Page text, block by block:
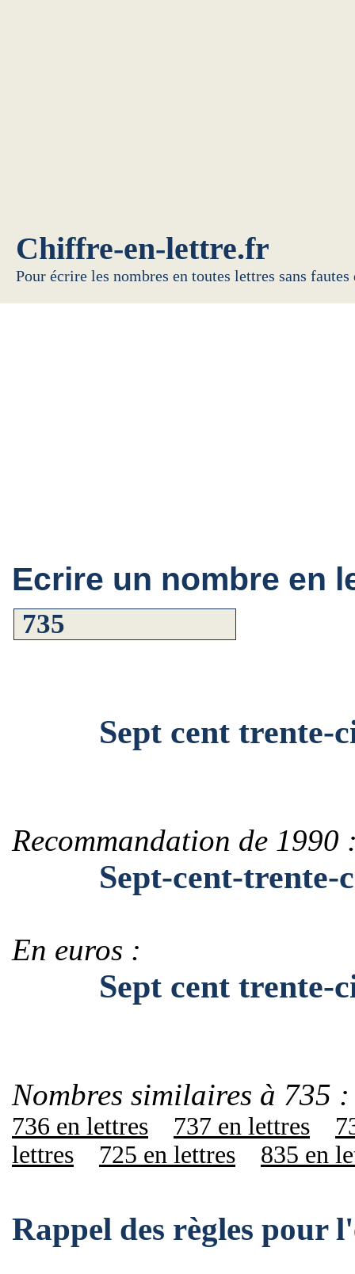
Chiffre-en-lettre.fr
Pour écrire les nombres en toutes lettres sans
Ecrire un nombre en
Sept cent trente-
Recommandation de 1990
Sept-cent-trente-
En euros :
Sept cent trente-
Nombres similaires à 735 :
736 en lettres 737 en lettres
lettres
725 en lettres 835 en
Rappel des règles pour